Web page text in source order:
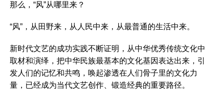
那么，“风”从哪里来？
“风”，从田野来，从人民中来，从最普通的生活中来。
新时代文艺的成功实践不断证明，从中华优秀传统文化中
取材和演绎，把中华民族最基本的文化基因表达出来，引
发人们的记忆和共鸣，唤起渗透在人们骨子里的文化力
量，已经成为当代文艺创作、锻造经典的重要路径。